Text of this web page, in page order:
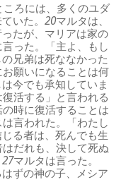
ろには、多くのユダ
いた。20マルタは、
たが、マリアは家の
った。「主よ、もし
兄弟は死ななかった
願いになることは何
今でも承知していま
活する」と言われる
時に復活することは
は言われた。「わたし
る者は、死んでも生
だれも、決して死ぬ
27マルタは言った。
ずの神の子、メシア